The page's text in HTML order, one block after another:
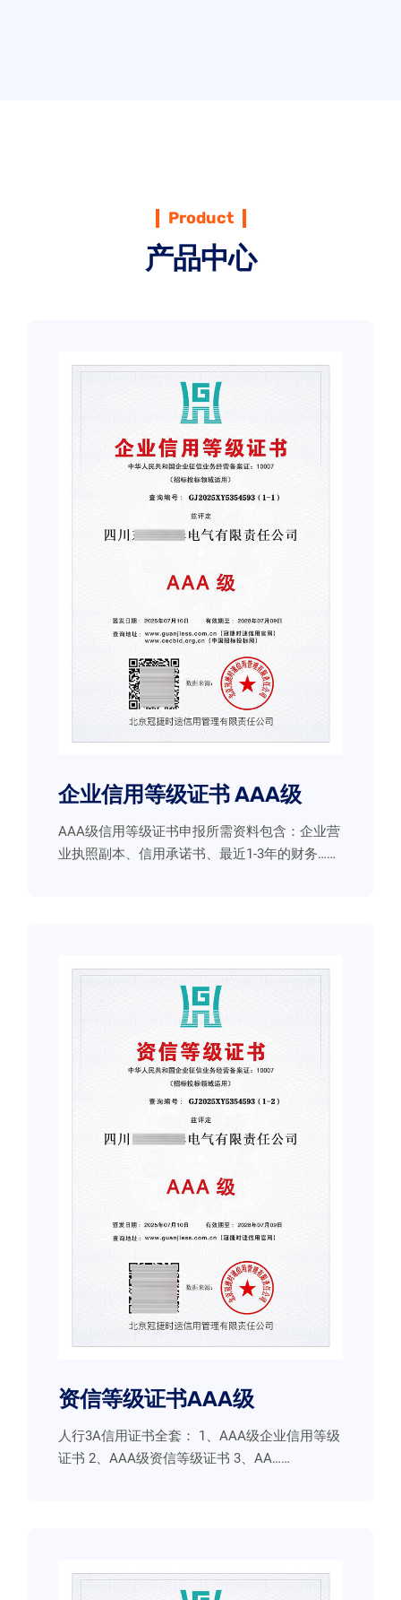
Product
产品中心
企业信用等级证书 AAA级
AAA级信用等级证书申报所需资料包含：企业营
业执照副本、信用承诺书、最近1-3年的财务……
资信等级证书AAA级
人行3A信用证书全套： 1、AAA级企业信用等级
证书 2、AAA级资信等级证书 3、AA……